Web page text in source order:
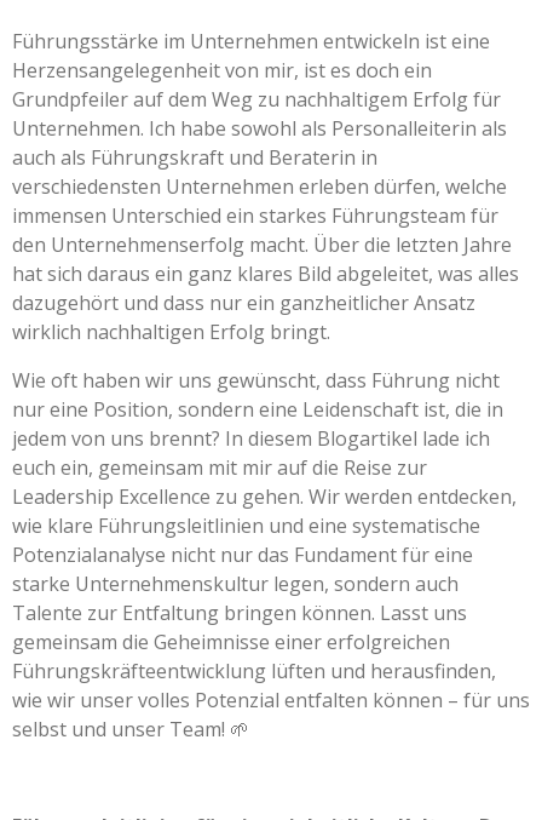
Führungsstärke im Unternehmen entwickeln ist eine
Herzensangelegenheit von mir, ist es doch ein
Grundpfeiler auf dem Weg zu nachhaltigem Erfolg für
Unternehmen. Ich habe sowohl als Personalleiterin als
auch als Führungskraft und Beraterin in
verschiedensten Unternehmen erleben dürfen, welche
immensen Unterschied ein starkes Führungsteam für
den Unternehmenserfolg macht. Über die letzten Jahre
hat sich daraus ein ganz klares Bild abgeleitet, was alles
dazugehört und dass nur ein ganzheitlicher Ansatz
wirklich nachhaltigen Erfolg bringt.
Wie oft haben wir uns gewünscht, dass Führung nicht
nur eine Position, sondern eine Leidenschaft ist, die in
jedem von uns brennt? In diesem Blogartikel lade ich
euch ein, gemeinsam mit mir auf die Reise zur
Leadership Excellence zu gehen. Wir werden entdecken,
wie klare Führungsleitlinien und eine systematische
Potenzialanalyse nicht nur das Fundament für eine
starke Unternehmenskultur legen, sondern auch
Talente zur Entfaltung bringen können. Lasst uns
gemeinsam die Geheimnisse einer erfolgreichen
Führungskräfteentwicklung lüften und herausfinden,
wie wir unser volles Potenzial entfalten können – für uns
selbst und unser Team! 🌱